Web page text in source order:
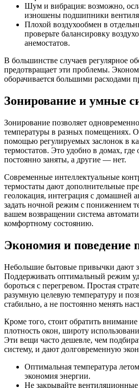
Шум и вибрация: возможно,
изношены подшипники
Плохой воздухообмен в
проверьте балансировку
анемостатов.
В большинстве случаев регулярное
предотвращает эти проблемы.
оборачивается большими расходами
Зонирование и умные
Зонирование позволяет
температуры в разных помещениях.
помощью регулируемых заслонок в
термостатов. Это удобно в домах,
постоянно заняты, а другие — нет.
Современные интеллектуальные
термостаты дают дополнительные
геолокация, интеграция с домашней
задать ночной режим с понижением
вашем возвращении система
комфортному состоянию.
Экономия и поведение
Небольшие бытовые привычки дают
Поддерживать оптимальный режим
бороться с перегревом. Простая
разумную целевую температуру и
стабильно, а не постоянно менять
Кроме того, стоит обратить
плотность окон, широту
Эти вещи часто дешевле, чем
систему, и дают долговременную
Оптимальная температура
экономия энергии.
Не закрывайте